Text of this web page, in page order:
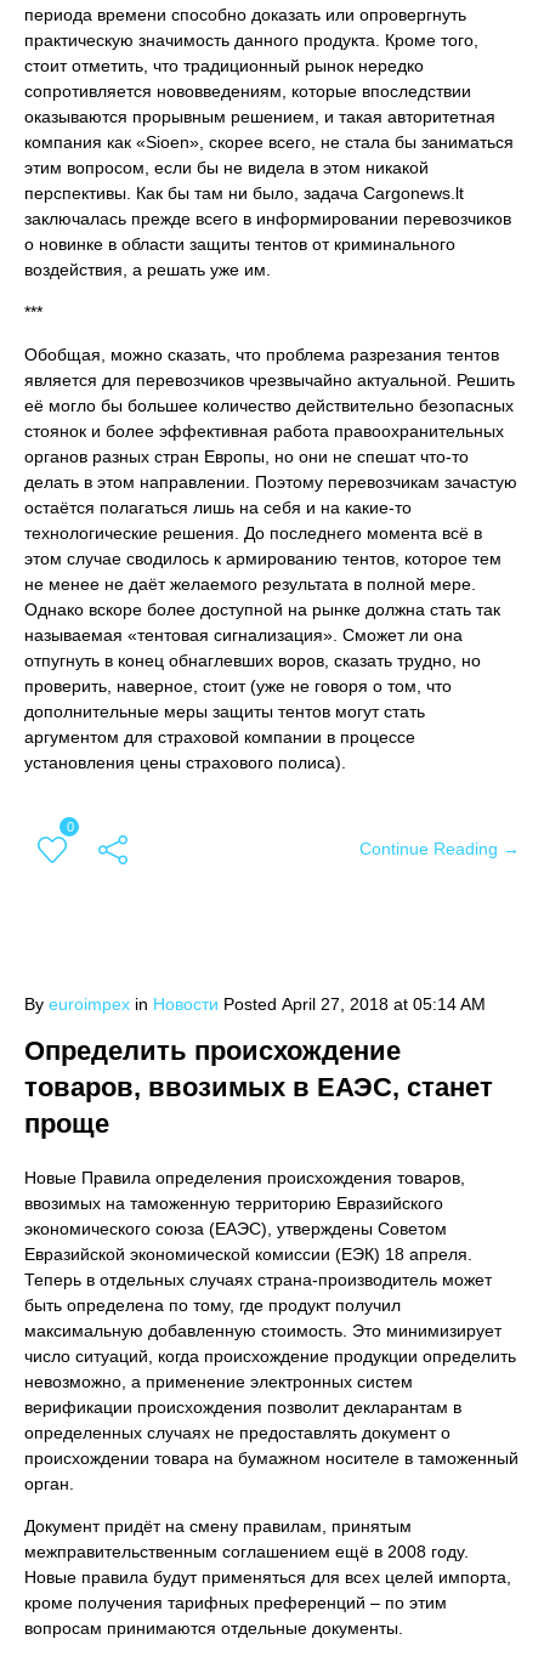
периода времени способно доказать или опровергнуть
практическую значимость данного продукта. Кроме того,
стоит отметить, что традиционный рынок нередко
сопротивляется нововведениям, которые впоследствии
оказываются прорывным решением, и такая авторитетная
компания как «Sioen», скорее всего, не стала бы заниматься
этим вопросом, если бы не видела в этом никакой
перспективы. Как бы там ни было, задача Cargonews.lt
заключалась прежде всего в информировании перевозчиков
о новинке в области защиты тентов от криминального
воздействия, а решать уже им.
***
Обобщая, можно сказать, что проблема разрезания тентов
является для перевозчиков чрезвычайно актуальной. Решить
её могло бы большее количество действительно безопасных
стоянок и более эффективная работа правоохранительных
органов разных стран Европы, но они не спешат что-то
делать в этом направлении. Поэтому перевозчикам зачастую
остаётся полагаться лишь на себя и на какие-то
технологические решения. До последнего момента всё в
этом случае сводилось к армированию тентов, которое тем
не менее не даёт желаемого результата в полной мере.
Однако вскоре более доступной на рынке должна стать так
называемая «тентовая сигнализация». Сможет ли она
отпугнуть в конец обнаглевших воров, сказать трудно, но
проверить, наверное, стоит (уже не говоря о том, что
дополнительные меры защиты тентов могут стать
аргументом для страховой компании в процессе
установления цены страхового полиса).
0
Continue Reading →
By euroimpex in Новости Posted April 27, 2018 at 05:14 AM
Определить происхождение
товаров, ввозимых в ЕАЭС, станет
проще
Новые Правила определения происхождения товаров,
ввозимых на таможенную территорию Евразийского
экономического союза (ЕАЭС), утверждены Советом
Евразийской экономической комиссии (ЕЭК) 18 апреля.
Теперь в отдельных случаях страна-производитель может
быть определена по тому, где продукт получил
максимальную добавленную стоимость. Это минимизирует
число ситуаций, когда происхождение продукции определить
невозможно, а применение электронных систем
верификации происхождения позволит декларантам в
определенных случаях не предоставлять документ о
происхождении товара на бумажном носителе в таможенный
орган.
Документ придёт на смену правилам, принятым
межправительственным соглашением ещё в 2008 году.
Новые правила будут применяться для всех целей импорта,
кроме получения тарифных преференций – по этим
вопросам принимаются отдельные документы.